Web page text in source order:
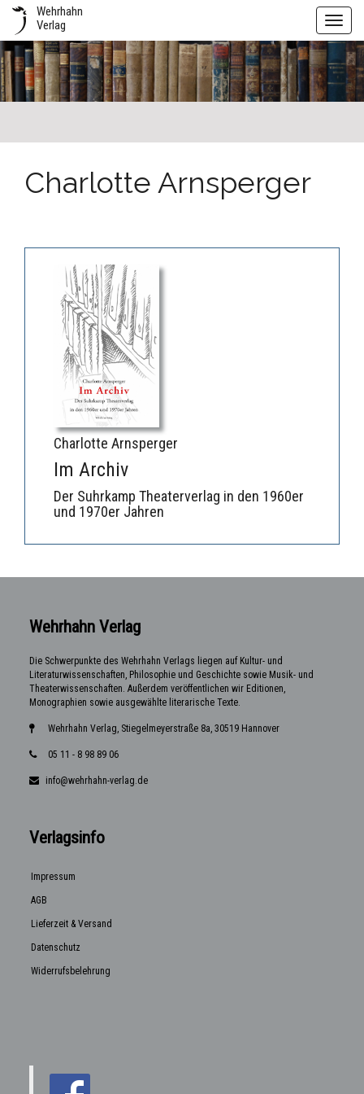
Wehrhahn
Verlag
Charlotte Arnsperger
Charlotte Arnsperger
Im Archiv
Der Suhrkamp Theaterverlag in den 1960er
und 1970er Jahren
Wehrhahn Verlag
Die Schwerpunkte des Wehrhahn Verlags liegen auf Kultur- und
Literaturwissenschaften, Philosophie und Geschichte sowie Musik- und
Theaterwissenschaften. Außerdem veröffentlichen wir Editionen,
Monographien sowie ausgewählte literarische Texte.
Wehrhahn Verlag, Stiegelmeyerstraße 8a, 30519 Hannover
05 11 - 8 98 89 06
info@wehrhahn-verlag.de
Verlagsinfo
Impressum
AGB
Lieferzeit & Versand
Datenschutz
Widerrufsbelehrung